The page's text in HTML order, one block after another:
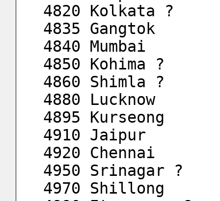
4820 Kolkata ?
4835 Gangtok
4840 Mumbai
4850 Kohima ?
4860 Shimla ?
4880 Lucknow
4895 Kurseong
4910 Jaipur
4920 Chennai
4950 Srinagar ?
4970 Shillong